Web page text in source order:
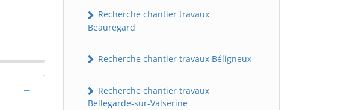
Recherche chantier travaux
Beauregard
Recherche chantier travaux Béligneux
Recherche chantier travaux
Bellegarde-sur-Valserine